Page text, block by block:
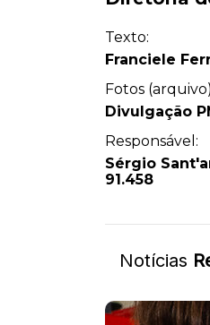
Texto:
Franciele
Fotos
Divulgação
Responsável:
Sérgio
91.458
Notícias